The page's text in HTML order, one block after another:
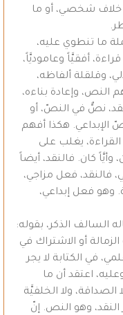
خلاف شخصي، أو ما
ما تنطوي عليه،
أفقيَّاً وعاموديَّاً،
وقلقلة ألفاظه،
وإعادة بناءه،
نصٌّ في النصّ، أو
الإبداعي. هكذا أفهم
القراءة، يغلب على
وأيَّاً كان. فالنقد، أيضاً
فالنقد، فعل مزاجي،
وهو فعل إبداعي،
السالف الذكر، بقوله:
الزمالة أو الاشتراك في
في الكتابة لا يجر
اعتقد أن ما
الصداقة، ولا الخلفيَّة
النقد، وهو النص. إنّ